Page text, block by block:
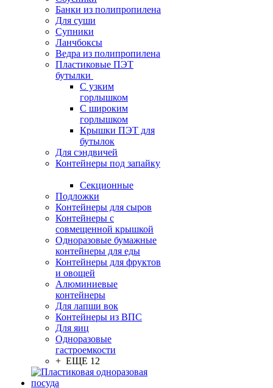
Банки из полипропилена
Для суши
Супники
Ланчбоксы
Ведра из полипропилена
Пластиковые ПЭТ
бутылки
С узким
горлышком
С широким
горлышком
Крышки ПЭТ для
бутылок
Для сэндвичей
Контейнеры под запайку
Секционные
Подложки
Контейнеры для сыров
Контейнеры с
совмещенной крышкой
Одноразовые бумажные
контейнеры для еды
Контейнеры для фруктов
и овощей
Алюминиевые
контейнеры
Для лапши вок
Контейнеры из ВПС
Для яиц
Одноразовые
гастроемкости
+ ЕЩЕ 12